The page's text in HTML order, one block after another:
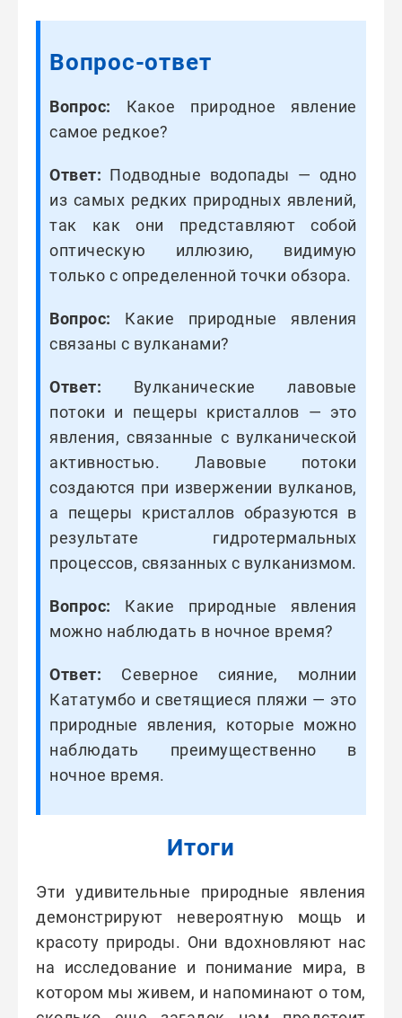
Вопрос-ответ
Вопрос: Какое природное явление
самое редкое?
Ответ: Подводные водопады — одно
из самых редких природных явлений,
так как они представляют собой
оптическую иллюзию, видимую
только с определенной точки обзора.
Вопрос: Какие природные явления
связаны с вулканами?
Ответ: Вулканические лавовые
потоки и пещеры кристаллов — это
явления, связанные с вулканической
активностью. Лавовые потоки
создаются при извержении вулканов,
а пещеры кристаллов образуются в
результате гидротермальных
процессов, связанных с вулканизмом.
Вопрос: Какие природные явления
можно наблюдать в ночное время?
Ответ: Северное сияние, молнии
Кататумбо и светящиеся пляжи — это
природные явления, которые можно
наблюдать преимущественно в
ночное время.
Итоги
Эти удивительные природные явления
демонстрируют невероятную мощь и
красоту природы. Они вдохновляют нас
на исследование и понимание мира, в
котором мы живем, и напоминают о том,